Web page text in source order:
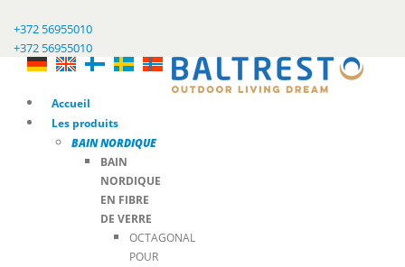
+372 56955010
+372 56955010
Accueil
Les produits
BAIN NORDIQUE
BAIN
NORDIQUE
EN FIBRE
DE VERRE
OCTAGONAL
POUR